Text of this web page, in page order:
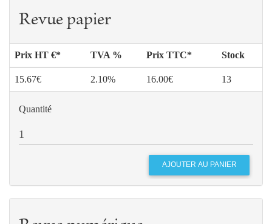
Revue papier
Prix HT €* TVA % Prix TTC* Stock
15.67€ 2.10% 16.00€ 13
Quantité